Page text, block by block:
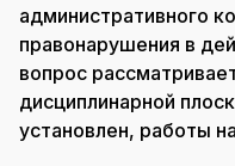
административного
правонарушения в
вопрос
дисциплинарной
установлен, работы